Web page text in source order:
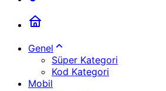
Genel
Süper Kategori
Kod Kategori
Mobil